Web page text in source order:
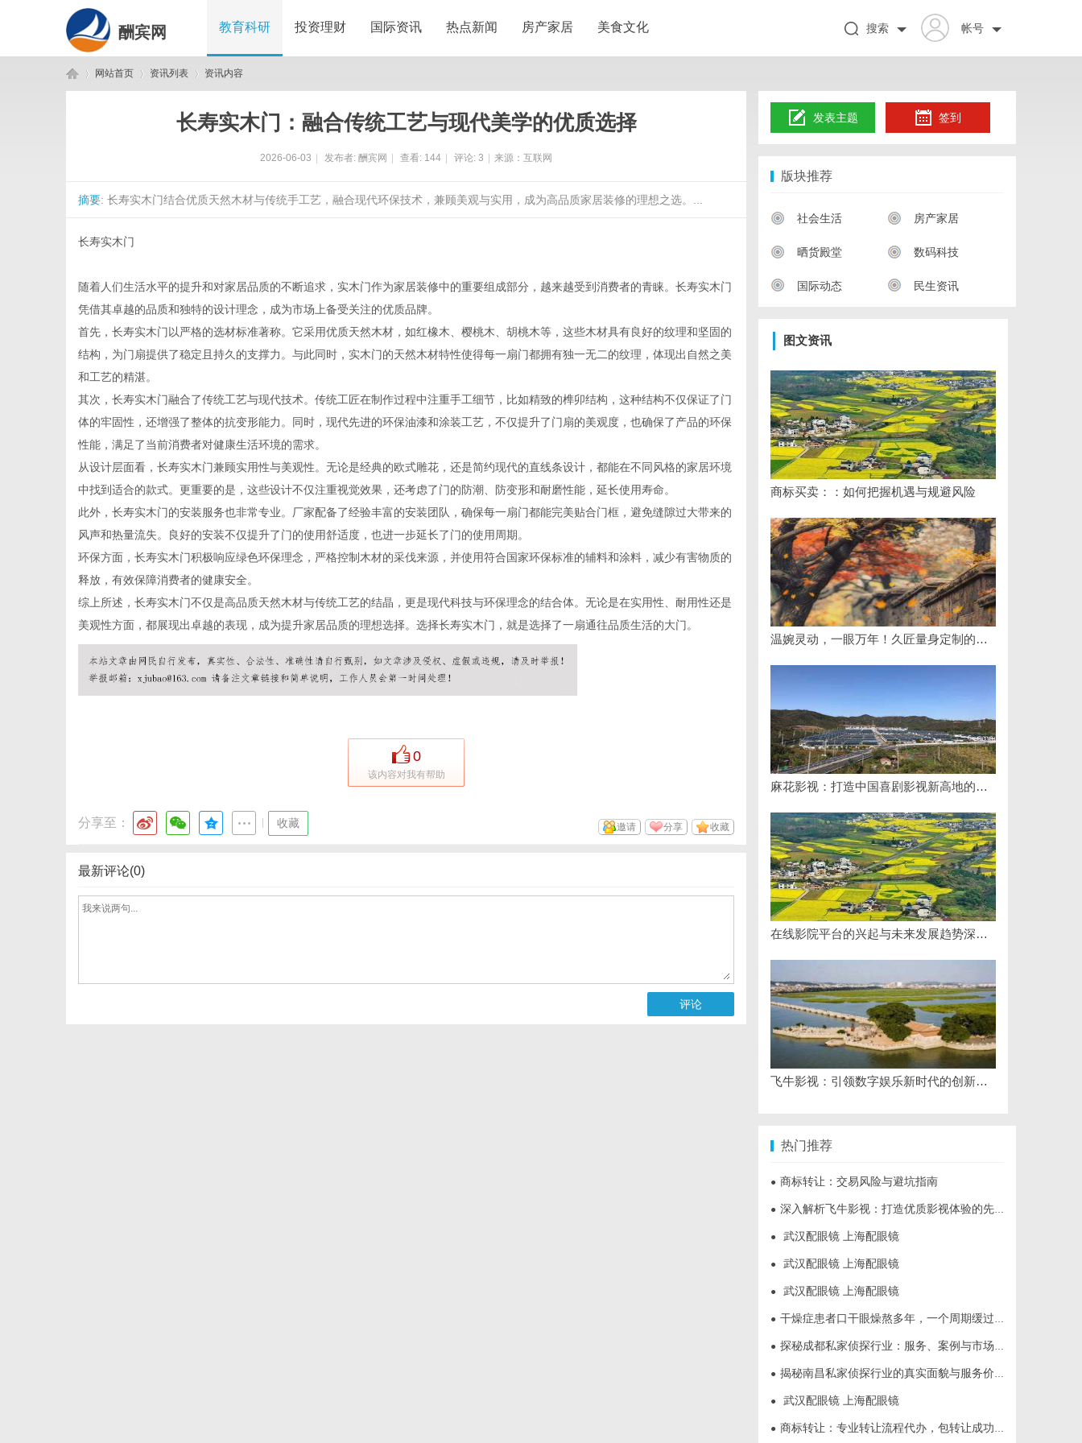
酬宾网 教育科研 投资理财 国际资讯 热点新闻 房产家居 美食文化 帐号
搜索
网站首页 资讯列表 资讯内容
长寿实木门：融合传统工艺与现代美学的优质选择
2026-06-03 发布者: 酬宾网 查看: 144 评论: 3 来源：互联网
摘要: 长寿实木门结合优质天然木材与传统手工艺，融合现代环保技术，兼顾美观与实用，成为高品质家居装修的理想之选。...
长寿实木门
随着人们生活水平的提升和对家居品质的不断追求，实木门作为家居装修中的重要组成部分，越来越受到消费者的青睐。长寿实木门
凭借其卓越的品质和独特的设计理念，成为市场上备受关注的优质品牌。
首先，长寿实木门以严格的选材标准著称。它采用优质天然木材，如红橡木、樱桃木、胡桃木等，这些木材具有良好的纹理和坚固的
结构，为门扇提供了稳定且持久的支撑力。与此同时，实木门的天然木材特性使得每一扇门都拥有独一无二的纹理，体现出自然之美
和工艺的精湛。
其次，长寿实木门融合了传统工艺与现代技术。传统工匠在制作过程中注重手工细节，比如精致的榫卯结构，这种结构不仅保证了门
体的牢固性，还增强了整体的抗变形能力。同时，现代先进的环保油漆和涂装工艺，不仅提升了门扇的美观度，也确保了产品的环保
性能，满足了当前消费者对健康生活环境的需求。
从设计层面看，长寿实木门兼顾实用性与美观性。无论是经典的欧式雕花，还是简约现代的直线条设计，都能在不同风格的家居环境
中找到适合的款式。更重要的是，这些设计不仅注重视觉效果，还考虑了门的防潮、防变形和耐磨性能，延长使用寿命。
此外，长寿实木门的安装服务也非常专业。厂家配备了经验丰富的安装团队，确保每一扇门都能完美贴合门框，避免缝隙过大带来的
风声和热量流失。良好的安装不仅提升了门的使用舒适度，也进一步延长了门的使用周期。
环保方面，长寿实木门积极响应绿色环保理念，严格控制木材的采伐来源，并使用符合国家环保标准的辅料和涂料，减少有害物质的
释放，有效保障消费者的健康安全。
综上所述，长寿实木门不仅是高品质天然木材与传统工艺的结晶，更是现代科技与环保理念的结合体。无论是在实用性、耐用性还是
美观性方面，都展现出卓越的表现，成为提升家居品质的理想选择。选择长寿实木门，就是选择了一扇通往品质生活的大门。
0
该内容对我有帮助
分享至： 收藏 收藏
分享
邀请
最新评论(0)
评论
发表主题 签到
版块推荐
社会生活 房产家居
晒货殿堂 数码科技
国际动态 民生资讯
图文资讯
商标买卖：：如何把握机遇与规避风险
温婉灵动，一眼万年！久匠量身定制的眉眼唇，才是你整张脸的点睛之笔！淡颜系女生的气质加分项
麻花影视：打造中国喜剧影视新高地的创新典范
在线影院平台的兴起与未来发展趋势深度解析
飞牛影视：引领数字娱乐新时代的创新平台
热门推荐
● 商标转让：交易风险与避坑指南
● 深入解析飞牛影视：打造优质影视体验的先锋平台
● 武汉配眼镜 上海配眼镜
● 武汉配眼镜 上海配眼镜
● 武汉配眼镜 上海配眼镜
● 干燥症患者口干眼燥熬多年，一个周期缓过来？老中医：一张辨证方对症，身体找回津液
● 探秘成都私家侦探行业：服务、案例与市场现状全面解析
● 揭秘南昌私家侦探行业的真实面貌与服务价值详解
● 武汉配眼镜 上海配眼镜
● 商标转让：专业转让流程代办，包转让成功再付款